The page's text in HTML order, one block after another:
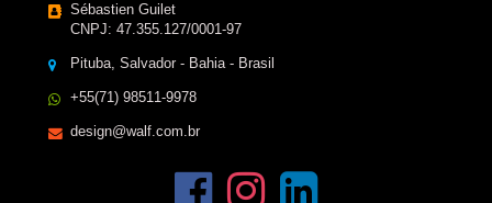
Sébastien Guilet
CNPJ: 47.355.127/0001-97
Pituba, Salvador - Bahia - Brasil
+55(71) 98511-9978
design@walf.com.br